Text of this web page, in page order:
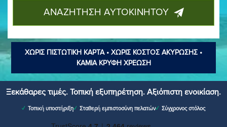
ΑΝΑΖΗΤΗΣΗ ΑΥΤΟΚΙΝΗΤΟΥ
ΧΩΡΊΣ ΠΙΣΤΩΤΙΚΉ ΚΆΡΤΑ • ΧΩΡΊΣ ΚΌΣΤΟΣ ΑΚΎΡΩΣΗΣ •
ΚΑΜΊΑ ΚΡΥΦΉ ΧΡΕΏΣΗ
Ξεκάθαρες τιμές. Τοπική εξυπηρέτηση. Αξιόπιστη ενοικίαση.
Τοπική υποστήριξη Σταθερή εμπιστοσύνη πελατών Σύγχρονος στόλος